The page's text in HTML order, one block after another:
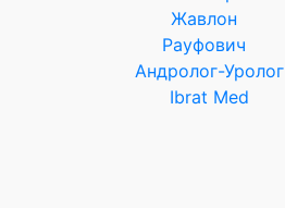
Андролог-Уролог
Ibrat Med